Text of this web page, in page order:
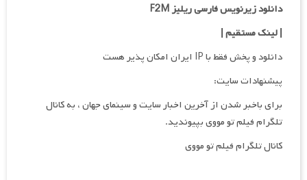
دانلود زیرنویس فارسی ریلیز F2M
| لینک مستقیم|
دانلود و پخش فقط با IP ایران امکان پذیر هست
پیشنهادات سایت:
برای باخبر شدن از آخرین اخبار سایت و سینمای جهان ، به کانال
تلگرام فیلم تو مووی بپیوندید.
کانال تلگرام فیلم تو مووی